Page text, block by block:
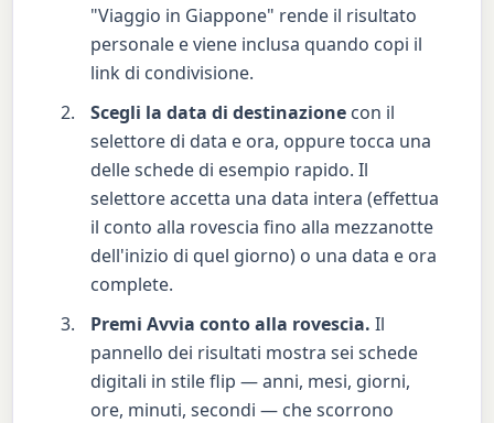
"Viaggio in Giappone" rende il risultato
personale e viene inclusa quando copi il
link di condivisione.
Scegli la data di destinazione con il
selettore di data e ora, oppure tocca una
delle schede di esempio rapido. Il
selettore accetta una data intera (effettua
il conto alla rovescia fino alla mezzanotte
dell'inizio di quel giorno) o una data e ora
complete.
Premi Avvia conto alla rovescia. Il
pannello dei risultati mostra sei schede
digitali in stile flip — anni, mesi, giorni,
ore, minuti, secondi — che scorrono